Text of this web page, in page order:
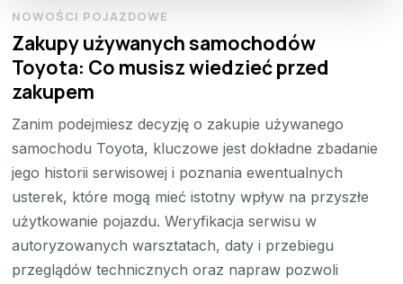
NOWOŚCI POJAZDOWE
Zakupy używanych samochodów
Toyota: Co musisz wiedzieć przed
zakupem
Zanim podejmiesz decyzję o zakupie używanego
samochodu Toyota, kluczowe jest dokładne zbadanie
jego historii serwisowej i poznania ewentualnych
usterek, które mogą mieć istotny wpływ na przyszłe
użytkowanie pojazdu. Weryfikacja serwisu w
autoryzowanych warsztatach, daty i przebiegu
przeglądów technicznych oraz napraw pozwoli